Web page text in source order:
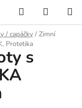
Hledat
KOŠÍK
/ capáčky / Zimní
Protetika
s